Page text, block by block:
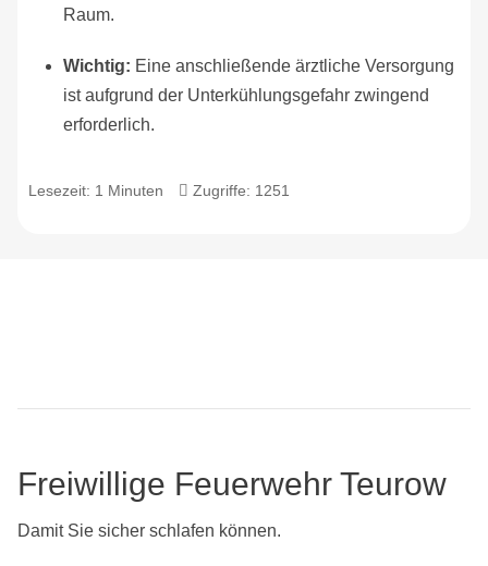
Raum.
Wichtig: Eine anschließende ärztliche Versorgung
ist aufgrund der Unterkühlungsgefahr zwingend
erforderlich.
Lesezeit: 1 Minuten Zugriffe: 1251
Freiwillige Feuerwehr Teurow
Damit Sie sicher schlafen können.